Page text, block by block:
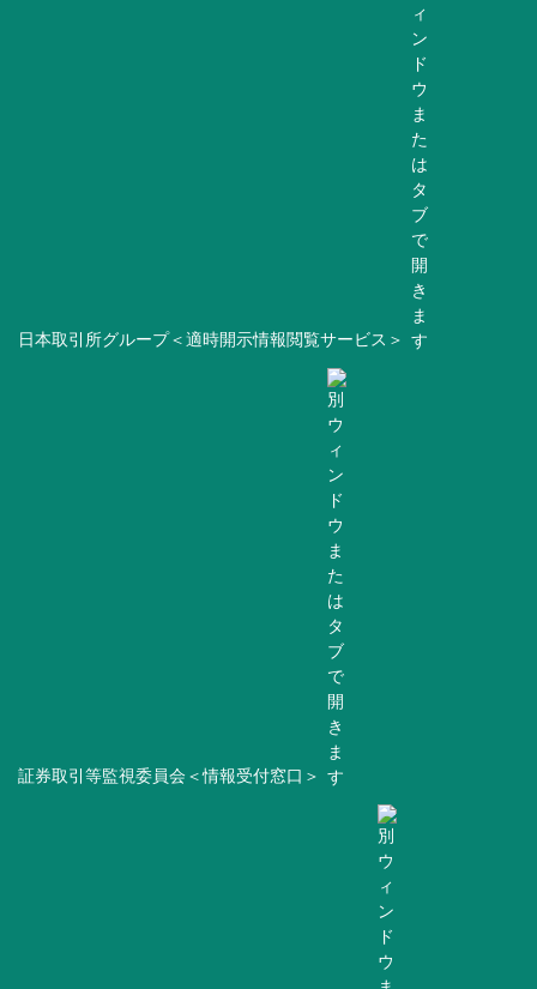
日本取引所グループ＜適時開示情報閲覧サービス＞
証券取引等監視委員会＜情報受付窓口＞